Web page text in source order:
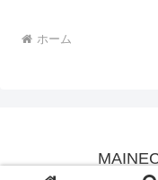
ホーム